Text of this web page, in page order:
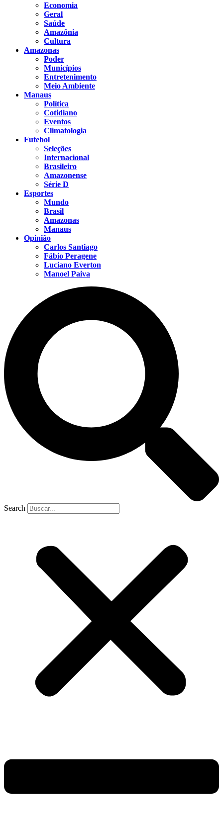
Economia
Geral
Saúde
Amazônia
Cultura
Amazonas
Poder
Municípios
Entretenimento
Meio Ambiente
Manaus
Política
Cotidiano
Eventos
Climatologia
Futebol
Seleções
Internacional
Brasileiro
Amazonense
Série D
Esportes
Mundo
Brasil
Amazonas
Manaus
Opinião
Carlos Santiago
Fábio Peragene
Luciano Everton
Manoel Paiva
Search